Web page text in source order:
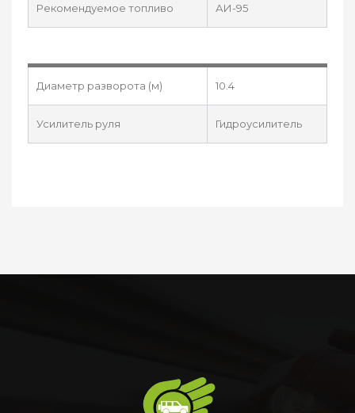
Рекомендуемое топливо АИ-95
Диаметр разворота (м) 10.4
Усилитель руля Гидроусилитель